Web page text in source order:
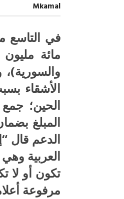
Mkamal
مائة
والسورية)،
الأشقاء
الحين؛
المبلغ
الدعم قال
العربية
تكون أو لا
مرفوعة
جهاز
الدول